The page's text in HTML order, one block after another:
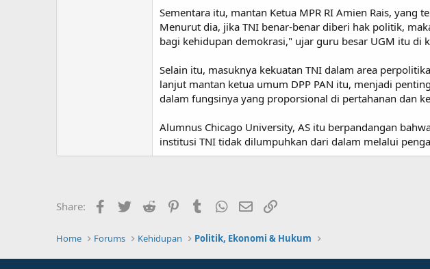
Sementara itu, mantan Ketua MPR RI Amien Rais,
Menurut dia, jika TNI benar-benar diberi hak politik,
bagi kehidupan demokrasi," ujar guru besar UGM itu di
Selain itu, masuknya kekuatan TNI dalam area
lanjut mantan ketua umum DPP PAN itu, menjadi
dalam fungsinya yang proporsional di pertahanan dan
Alumnus Chicago University, AS itu berpandangan
institusi TNI tidak dilumpuhkan dari dalam melalui
Share: Facebook
Twitter Reddit PinterestTumblrWhatsApp
Email
Home Forums Kehidupan Politik, Ekonomi & Hukum